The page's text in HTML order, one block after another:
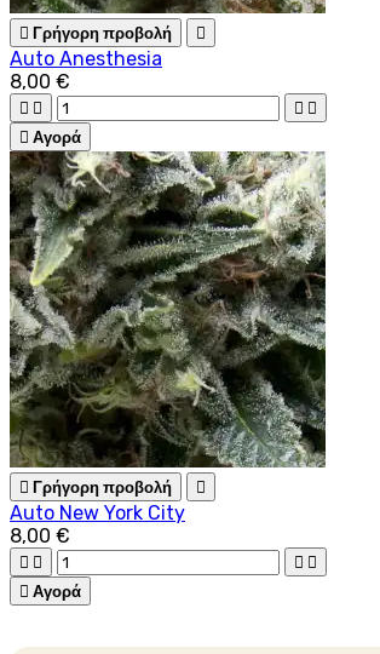
 Γρήγορη προβολή 
Auto Anesthesia
8,00 €
   
 Αγορά
 Γρήγορη προβολή 
Auto New York City
8,00 €
   
 Αγορά